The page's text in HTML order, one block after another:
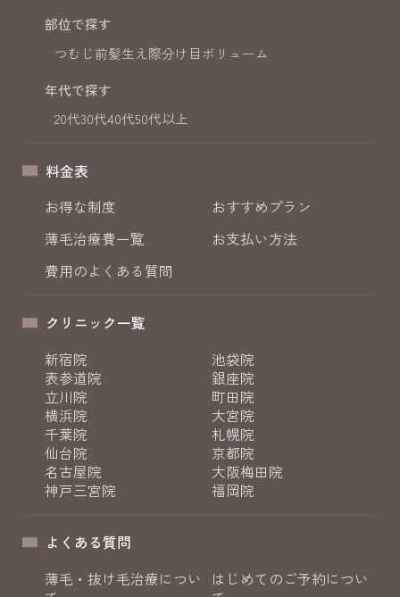
部位で探す
つむじ前髪生え際分け目ボリューム
年代で探す
20代30代40代50代以上
料金表
お得な制度
おすすめプラン
薄毛治療費一覧
お支払い方法
費用のよくある質問
クリニック一覧
新宿院
池袋院
表参道院
銀座院
立川院
町田院
横浜院
大宮院
千葉院
札幌院
仙台院
京都院
名古屋院
大阪梅田院
神戸三宮院
福岡院
よくある質問
薄毛・抜け毛治療につい
はじめてのご予約につい